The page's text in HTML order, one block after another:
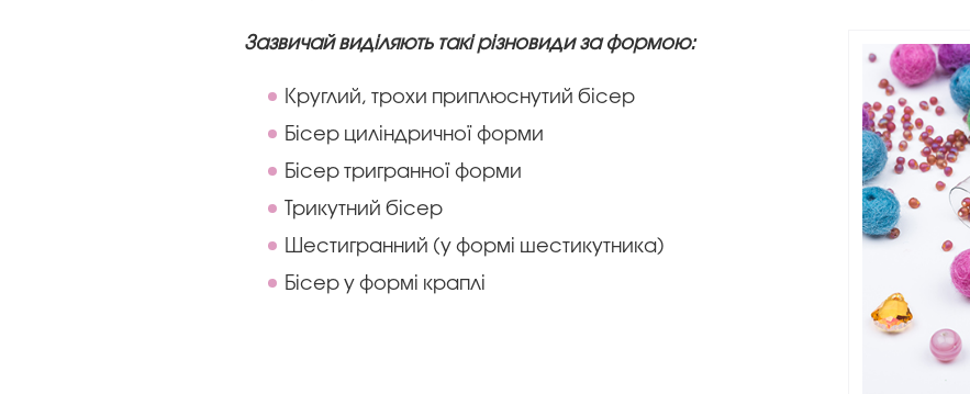
Зазвичай виділяють такі різновиди за формою:
Круглий, трохи приплюснутий бісер
Бісер циліндричної форми
Бісер тригранної форми
Трикутний бісер
Шестигранний (у формі шестикутника)
Бісер у формі краплі